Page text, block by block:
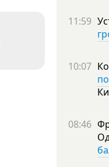
11:59
10:07
08:46